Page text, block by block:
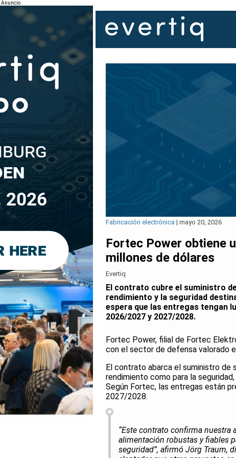
Anuncio
Fabricación electrónica | mayo 20, 2026
Fortec Power obtiene
millones de dólares
Evertiq
El contrato cubre el suministro
rendimiento y la seguridad
espera que las entregas tengan
2026/2027 y 2027/2028.
Fortec Power, filial de Fortec
con el sector de defensa valorado
El contrato abarca el suministro
rendimiento como para la
Según Fortec, las entregas están
2027/2028.
“Este contrato confirma nuestra
alimentación robustas y fiables
seguridad”, afirmó Jörg Traum,